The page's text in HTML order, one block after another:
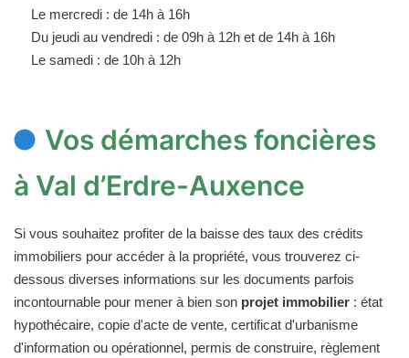
Le mercredi : de 14h à 16h
Du jeudi au vendredi : de 09h à 12h et de 14h à 16h
Le samedi : de 10h à 12h
Vos démarches foncières
à Val d’Erdre-Auxence
Si vous souhaitez profiter de la baisse des taux des crédits
immobiliers pour accéder à la propriété, vous trouverez ci-
dessous diverses informations sur les documents parfois
incontournable pour mener à bien son projet immobilier : état
hypothécaire, copie d'acte de vente, certificat d'urbanisme
d'information ou opérationnel, permis de construire, règlement